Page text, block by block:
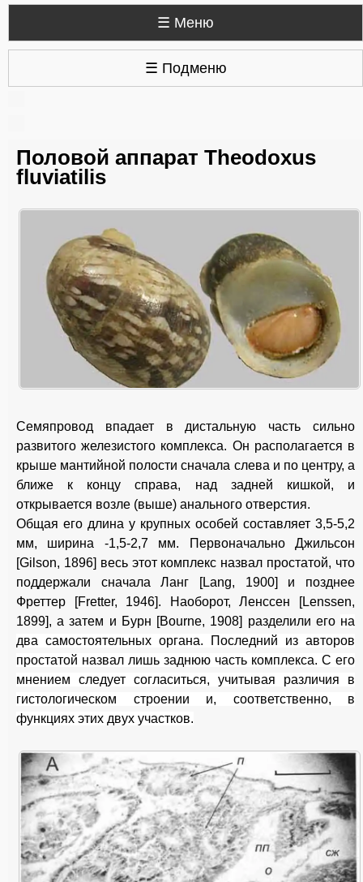
☰ Меню
☰ Подменю
Половой аппарат Theodoxus
fluviatilis
Семяпровод впадает в дистальную часть сильно
развитого железистого комплекса. Он располагается в
крыше мантийной полости сначала слева и по центру, а
ближе к концу справа, над задней кишкой, и
открывается возле (выше) анального отверстия.
Общая его длина у крупных особей составляет 3,5-5,2
мм, ширина -1,5-2,7 мм. Первоначально Джильсон
[Gilson, 1896] весь этот комплекс назвал простатой, что
поддержали сначала Ланг [Lang, 1900] и позднее
Фреттер [Fretter, 1946]. Наоборот, Ленссен [Lenssen,
1899], а затем и Бурн [Bourne, 1908] разделили его на
два самостоятельных органа. Последний из авторов
простатой назвал лишь заднюю часть комплекса. С его
мнением следует согласиться, учитывая различия в
гистологическом строении и, соответственно, в
функциях этих двух участков.